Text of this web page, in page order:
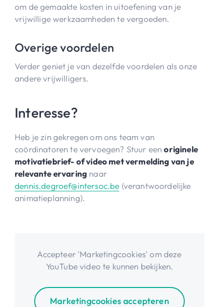
om de gemaakte kosten in uitoefening van je
vrijwillige werkzaamheden te vergoeden.
Overige voordelen
Verder geniet je van dezelfde voordelen als onze
andere vrijwilligers.
Interesse?
Heb je zin gekregen om ons team van
coördinatoren te vervoegen? Stuur eenoriginele
motivatiebrief- of video met vermelding van je
relevante ervaring naar
dennis.degroef@intersoc.be (verantwoordelijke
animatieplanning).
Accepteer 'Marketingcookies' om deze
YouTube video te kunnen bekijken.
Marketingcookies accepteren